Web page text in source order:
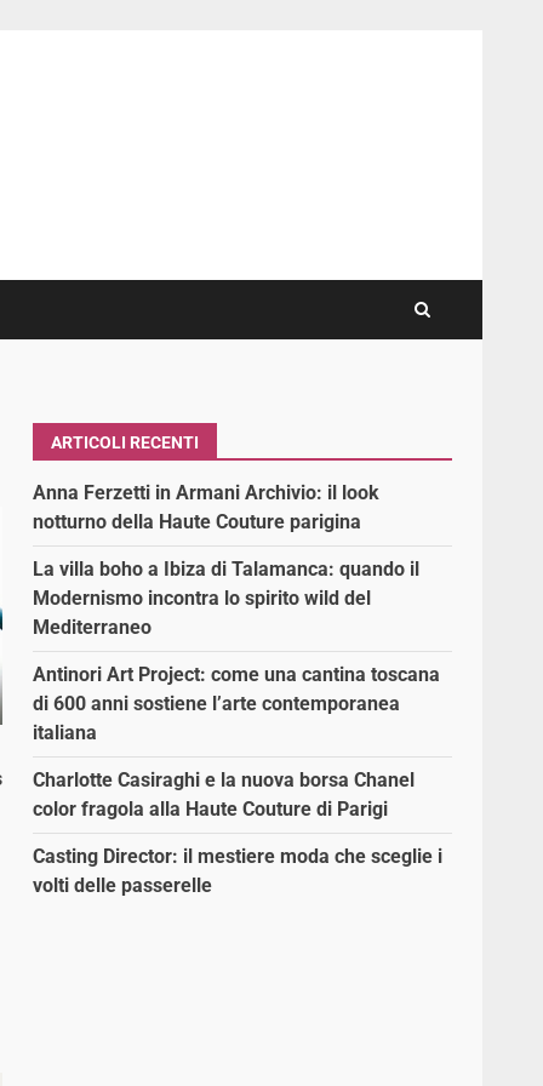
ARTICOLI RECENTI
Anna Ferzetti in Armani Archivio: il look
notturno della Haute Couture parigina
La villa boho a Ibiza di Talamanca: quando il
Modernismo incontra lo spirito wild del
Mediterraneo
Antinori Art Project: come una cantina toscana
di 600 anni sostiene l’arte contemporanea
italiana
Charlotte Casiraghi e la nuova borsa Chanel
color fragola alla Haute Couture di Parigi
Casting Director: il mestiere moda che sceglie i
volti delle passerelle